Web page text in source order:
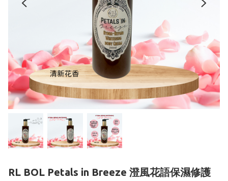
RL BOL Petals in Breeze 澄風花語保濕修護